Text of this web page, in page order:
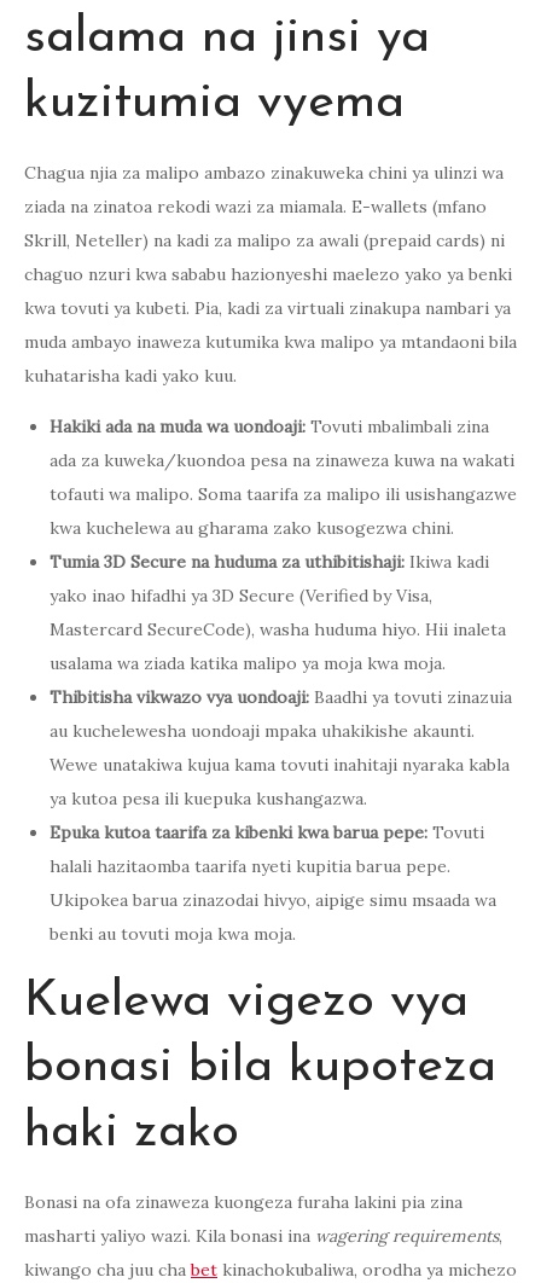
salama na jinsi ya
kuzitumia vyema
Chagua njia za malipo ambazo zinakuweka chini ya ulinzi wa
ziada na zinatoa rekodi wazi za miamala. E-wallets (mfano
Skrill, Neteller) na kadi za malipo za awali (prepaid cards) ni
chaguo nzuri kwa sababu hazionyeshi maelezo yako ya benki
kwa tovuti ya kubeti. Pia, kadi za virtuali zinakupa nambari ya
muda ambayo inaweza kutumika kwa malipo ya mtandaoni bila
kuhatarisha kadi yako kuu.
Hakiki ada na muda wa uondoaji: Tovuti mbalimbali zina
ada za kuweka/kuondoa pesa na zinaweza kuwa na wakati
tofauti wa malipo. Soma taarifa za malipo ili usishangazwe
kwa kuchelewa au gharama zako kusogezwa chini.
Tumia 3D Secure na huduma za uthibitishaji: Ikiwa kadi
yako inao hifadhi ya 3D Secure (Verified by Visa,
Mastercard SecureCode), washa huduma hiyo. Hii inaleta
usalama wa ziada katika malipo ya moja kwa moja.
Thibitisha vikwazo vya uondoaji: Baadhi ya tovuti zinazuia
au kuchelewesha uondoaji mpaka uhakikishe akaunti.
Wewe unatakiwa kujua kama tovuti inahitaji nyaraka kabla
ya kutoa pesa ili kuepuka kushangazwa.
Epuka kutoa taarifa za kibenki kwa barua pepe: Tovuti
halali hazitaomba taarifa nyeti kupitia barua pepe.
Ukipokea barua zinazodai hivyo, aipige simu msaada wa
benki au tovuti moja kwa moja.
Kuelewa vigezo vya
bonasi bila kupoteza
haki zako
Bonasi na ofa zinaweza kuongeza furaha lakini pia zina
masharti yaliyo wazi. Kila bonasi ina wagering requirements,
kiwango cha juu chabet kinachokubaliwa, orodha ya michezo